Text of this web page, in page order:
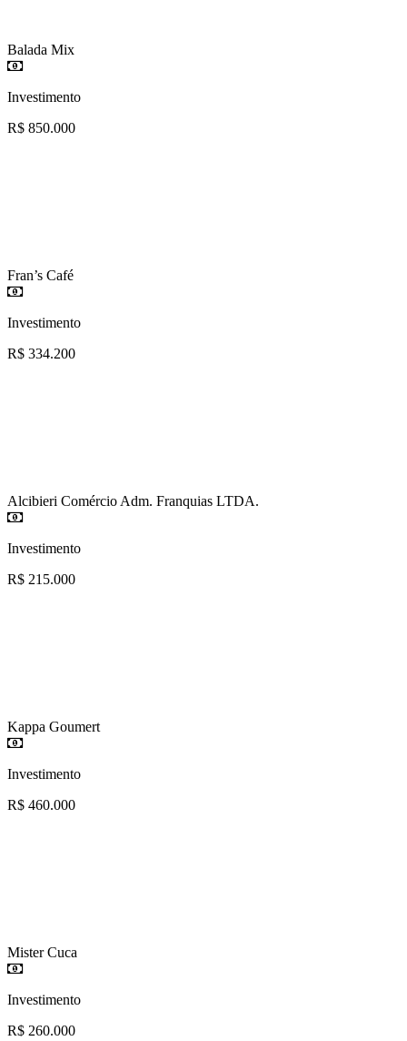
Balada Mix
Investimento
R$ 850.000
Fran’s Café
Investimento
R$ 334.200
Alcibieri Comércio Adm. Franquias LTDA.
Investimento
R$ 215.000
Kappa Goumert
Investimento
R$ 460.000
Mister Cuca
Investimento
R$ 260.000